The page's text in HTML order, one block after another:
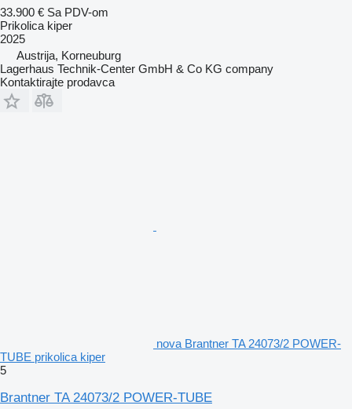
33.900 € Sa PDV-om
Prikolica kiper
2025
Austrija, Korneuburg
Lagerhaus Technik-Center GmbH & Co KG company
Kontaktirajte prodavca
nova Brantner TA 24073/2 POWER-
TUBE prikolica kiper
5
Brantner TA 24073/2 POWER-TUBE